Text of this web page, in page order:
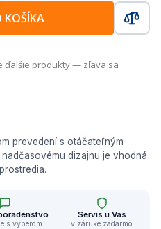
prevedení s otáčateľným
dizajnu je vhodná
KOŠÍKA
ďalšie produkty — zľava sa
s výberom
Servis u Vás
v záruke zadarmo